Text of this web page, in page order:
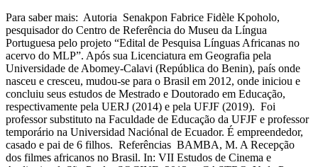
Para saber mais: Autoria Senakpon Fabrice Fidèle Kpoholo,
pesquisador do Centro de Referência do Museu da Língua
Portuguesa pelo projeto “Edital de Pesquisa Línguas Africanas no
acervo do MLP”. Após sua Licenciatura em Geografia pela
Universidade de Abomey-Calavi (República do Benin), país onde
nasceu e cresceu, mudou-se para o Brasil em 2012, onde iniciou e
concluiu seus estudos de Mestrado e Doutorado em Educação,
respectivamente pela UERJ (2014) e pela UFJF (2019). Foi
professor substituto na Faculdade de Educação da UFJF e professor
temporário na Universidad Naciónal de Ecuador. É empreendedor,
casado e pai de 6 filhos. Referências BAMBA, M. A Recepção
dos filmes africanos no Brasil. In: VII Estudos de Cinema e